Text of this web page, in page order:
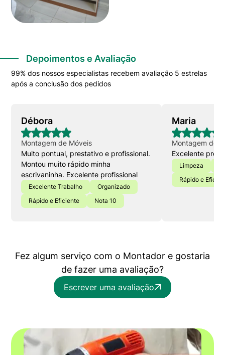
Depoimentos e Avaliação
99% dos nossos especialistas recebem avaliação 5 estrelas
após a conclusão dos pedidos
Débora
Montagem de Móveis
Muito pontual, prestativo e profissional.
Montou muito rápido minha
escrivaninha. Excelente profissional
Excelente Trabalho
Organizado
Rápido e Eficiente
Nota 10
Maria
Montagem de
Excelente
Limpeza
Rápido e
Fez algum serviço com o Montador e gostaria
de fazer uma avaliação?
Escrever uma avaliação